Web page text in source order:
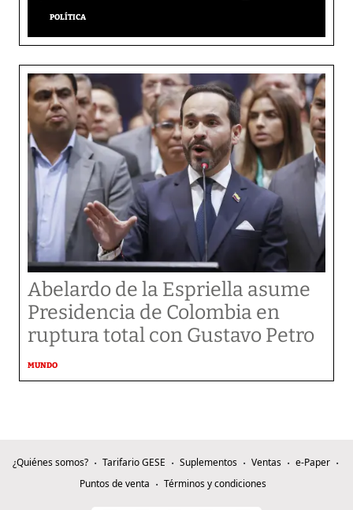
POLÍTICA
Abelardo de la Espriella asume
Presidencia de Colombia en
ruptura total con Gustavo Petro
MUNDO
¿Quiénes somos? Tarifario GESE Suplementos Ventas
e-Paper
Puntos de venta
Términos y condiciones